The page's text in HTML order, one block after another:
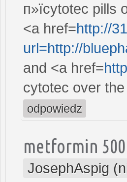
п»їcytotec pills
<a href=http://
url=http://
and <a href=
cytotec over
odpowiedz
metformin
JosephAspig